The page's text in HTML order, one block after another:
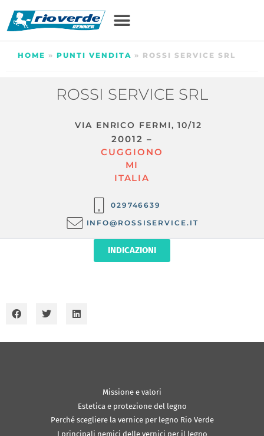
HOME » PUNTI VENDITA » ROSSI SERVICE SRL
ROSSI SERVICE SRL
VIA ENRICO FERMI, 10/12
20012 –
CUGGIONO
MI
ITALIA
029746639
INFO@ROSSISERVICE.IT
INDICAZIONI
Missione e valori
Estetica e protezione del legno
Perché scegliere la vernice per legno Rio Verde
I principali nemici delle vernici per il legno